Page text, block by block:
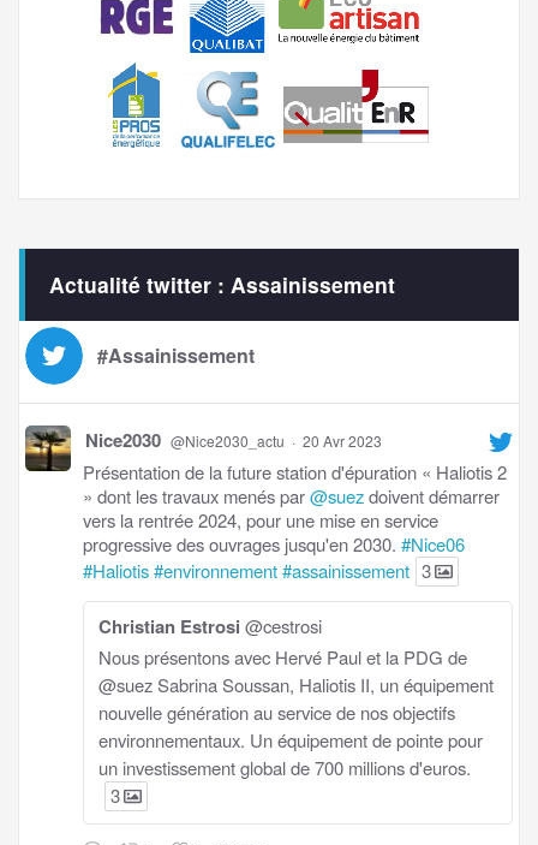
Actualité twitter : Assainissement
#Assainissement
Nice2030 @Nice2030_actu · 20 Avr 2023
Présentation de la future station d'épuration « Haliotis 2
» dont les travaux menés par@suezdoivent démarrer
vers la rentrée 2024, pour une mise en service
progressive des ouvrages jusqu'en 2030. #Nice06
#Haliotis#environnement#assainissement 3
Christian Estrosi @cestrosi
Nous présentons avec Hervé Paul et la PDG de
@suez Sabrina Soussan, Haliotis II, un équipement
nouvelle génération au service de nos objectifs
environnementaux. Un équipement de pointe pour
un investissement global de 700 millions d'euros.
3